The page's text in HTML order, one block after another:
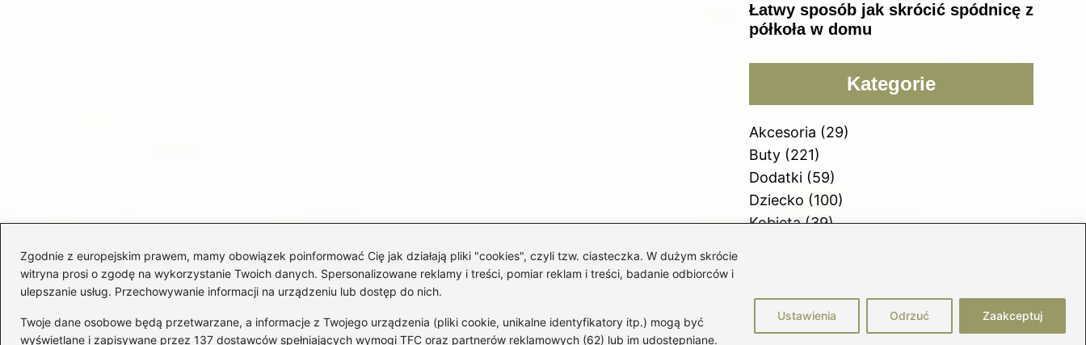
Zgodnie z europejskim prawem, mamy obowiązek poinformować Cię jak działają pliki "cookies", czyli tzw. ciasteczka. W dużym skrócie
witryna prosi o zgodę na wykorzystanie Twoich danych. Spersonalizowane reklamy i treści, pomiar reklam i treści, badanie odbiorców i
ulepszanie usług. Przechowywanie informacji na urządzeniu lub dostęp do nich.
Twoje dane osobowe będą przetwarzane, a informacje z Twojego urządzenia (pliki cookie, unikalne identyfikatory itp.) mogą być
wyświetlane i zapisywane przez 137 dostawców spełniających wymogi TFC oraz partnerów reklamowych (62) lub im udostępniane.
Ustawienia Odrzuć Zaakceptuj
Łatwy sposób jak skrócić spódnicę z
półkoła w domu
Kategorie
Akcesoria (29)
Buty(221)
Dodatki(59)
Dziecko (100)
Kobieta(39)